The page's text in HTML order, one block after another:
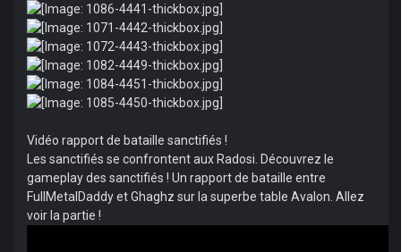
Vidéo rapport de bataille sanctifiés !
Les sanctifiés se confrontent aux Radosi. Découvrez le
gameplay des sanctifiés ! Un rapport de bataille entre
FullMetalDaddy et Ghaghz sur la superbe table Avalon. Allez
voir la partie !